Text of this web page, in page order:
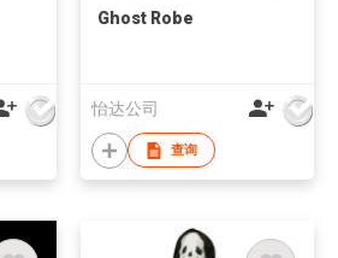
Ghost Robe
怡达公司
查询